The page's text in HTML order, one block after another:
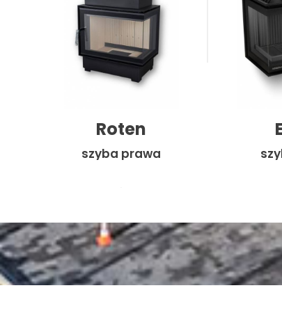
Roten
szyba prawa